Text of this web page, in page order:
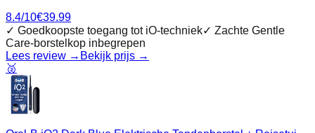
8.4/10€39.99
✓ Goedkoopste toegang tot iO‑techniek✓ Zachte Gentle
Care‑borstelkop inbegrepen
Lees review → Bekijk prijs →
🥈